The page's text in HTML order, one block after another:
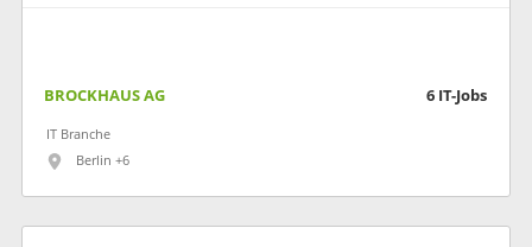
BROCKHAUS AG 6 IT-Jobs
IT Branche
Berlin +6